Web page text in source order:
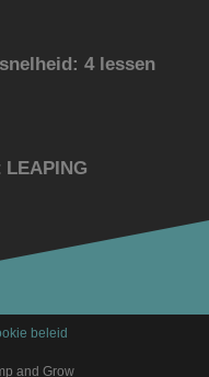
4 lessen
beleid
and Grow